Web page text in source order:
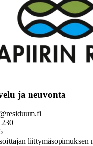
ja neuvonta
230
liittymäsopimuksen